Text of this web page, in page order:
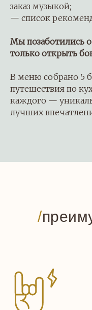
заказ музыкой;
— список
Мы позаботились
только открыть
В меню собрано 5
путешествия по
каждого —
лучших
/